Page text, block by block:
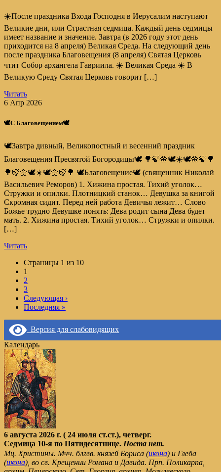
☀️После праздника Входа Господня в Иерусалим наступают
Великие дни, или Страстная седмица. Каждый день седмицы
имеет название и значение. Завтра (в 2026 году этот день
приходится на 8 апреля) Великая Среда. На следующий день
после праздника Благовещения (8 апреля) Святая Церковь
чтит Со­бор ар­хан­ге­ла Гав­ри­и­ла. ☀️ Великая Среда ☀️ В
Великую Среду Святая Церковь говорит […]
Читать
6 Апр 2026
🕊️С Благовещением🕊️
🕊️Завтра дивный, Великопостный и весенний праздник
Благовещения Пресвятой Богородицы🕊️ 🌳🍃🌼🕊️☀️🕊️🌼🍃🌳
🌳🍃🌼🕊️☀️🕊️🌼🍃🌳 🕊️Благовещение🕊️ (священник Николай
Васильевич Реморов) 1. Хижина простая. Тихий уголок…
Стружки и опилки. Плотницкий станок… Девушка за книгой
Скромная сидит. Перед ней работа Девичья лежит… Слово
Божье трудно Девушке понять: Дева родит сына Дева будет
мать. 2. Хижина простая. Тихий уголок… Стружки и опилки.
[…]
Читать
Page
navigation
Страницы 1 из 10
Текущая
1
страница
2
страница
3
Следующая ›
Последняя »
Версия для слабовидящих
Календарь
6 августа 2026 г. ( 24 июля ст.ст.), четверг.
Седмица 10-я по Пятидесятнице. Поста нет.
Мц. Христины. Мчч. блгвв. князей Бориса (икона) и Глеба
(икона), во св. Крещении Романа и Давида. Прп. Поликарпа,